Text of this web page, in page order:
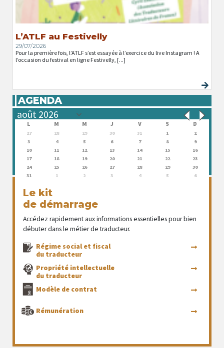
L’ATLF au Festivelly
29/07/2026
Pour la première fois, l’ATLF s’est essayée à l’exercice du live Instagram ! A
l’occasion du festival en ligne Festivelly, [...]
AGENDA
L M M J V S D
27 28 29 30 31 1
2
3
4 5 6 7 8
9
10
11 12 13 14 15
16
17
18 19 20 21 22
23
24
25 26 27 28 29
30
31
1 2 3 4 5 6
Le kit
de démarrage
Accédez rapidement aux informations essentielles pour bien
débuter dans le métier de traducteur.
Régime social et fiscal
du traducteur
Propriété intellectuelle
du traducteur
Modèle de contrat
Rémunération